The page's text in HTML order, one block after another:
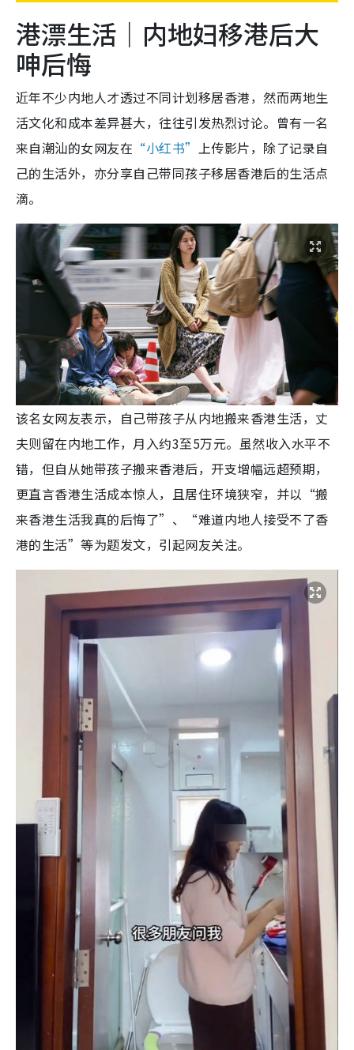
港漂生活｜内地妇移港后大
呻后悔
近年不少内地人才透过不同计划移居香港，然而两地生
活文化和成本差异甚大，往往引发热烈讨论。曾有一名
来自潮汕的女网友在 “小红书” 上传影片，除了记录自
己的生活外，亦分享自己带同孩子移居香港后的生活点
滴。
该名女网友表示，自己带孩子从内地搬来香港生活，丈
夫则留在内地工作，月入约3至5万元。虽然收入水平不
错，但自从她带孩子搬来香港后，开支增幅远超预期，
更直言香港生活成本惊人，且居住环境狭窄，并以“搬
来香港生活我真的后悔了”、“难道内地人接受不了香
港的生活”等为题发文，引起网友关注。